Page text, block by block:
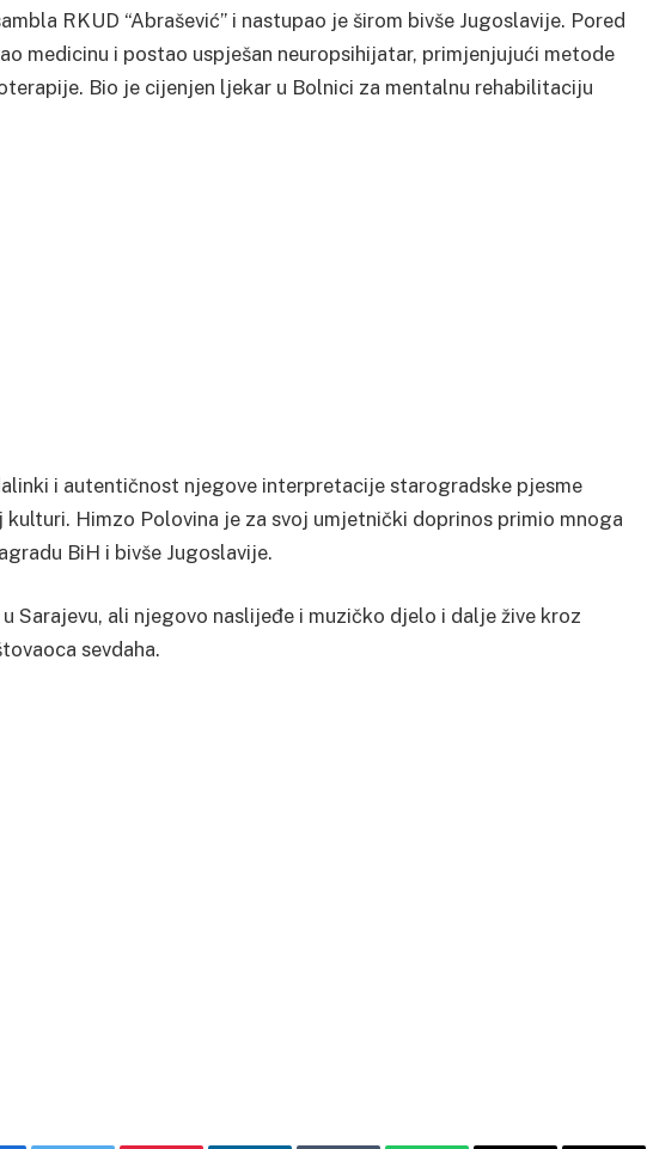
RKUD “Abrašević” i nastupao je širom bivše Jugoslavije. Pored
medicinu i postao uspješan neuropsihijatar, primjenjujući metode
Bio je cijenjen ljekar u Bolnici za mentalnu rehabilitaciju
i autentičnost njegove interpretacije starogradske pjesme
Himzo Polovina je za svoj umjetnički doprinos primio mnoga
BiH i bivše Jugoslavije.
Sarajevu, ali njegovo naslijeđe i muzičko djelo i dalje žive kroz
sevdaha.